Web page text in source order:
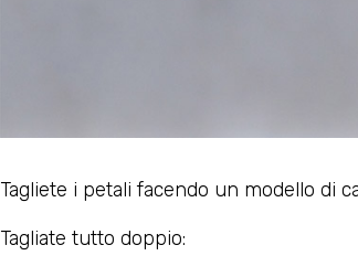
Tagliete i petali facendo un modello di
Tagliate tutto doppio: